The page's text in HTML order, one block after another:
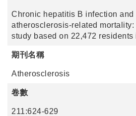
Chronic hepatitis B infection and
atherosclerosis-related
study based on 22,472 residents
期刊名稱
Atherosclerosis
卷數
211:624-629